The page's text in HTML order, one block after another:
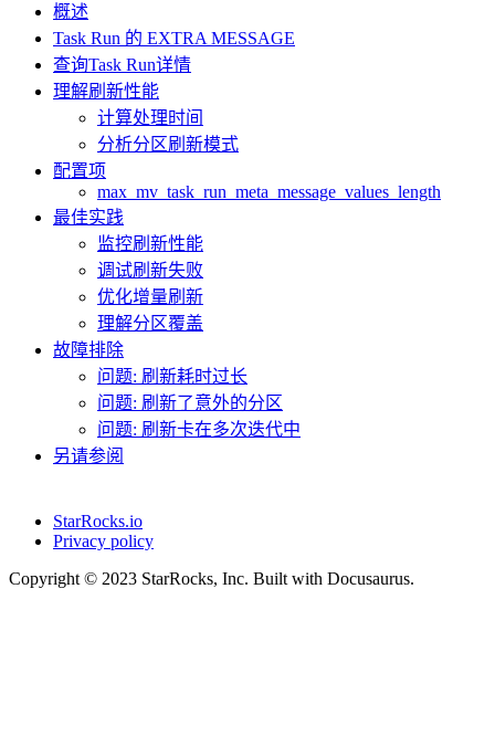
概述
Task Run 的 EXTRA MESSAGE
查询Task Run详情
理解刷新性能
计算处理时间
分析分区刷新模式
配置项
max_mv_task_run_meta_message_values_length
最佳实践
监控刷新性能
调试刷新失败
优化增量刷新
理解分区覆盖
故障排除
问题: 刷新耗时过长
问题: 刷新了意外的分区
问题: 刷新卡在多次迭代中
另请参阅
StarRocks.io
Privacy policy
Copyright © 2023 StarRocks, Inc. Built with Docusaurus.